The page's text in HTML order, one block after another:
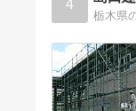
4
栃木県